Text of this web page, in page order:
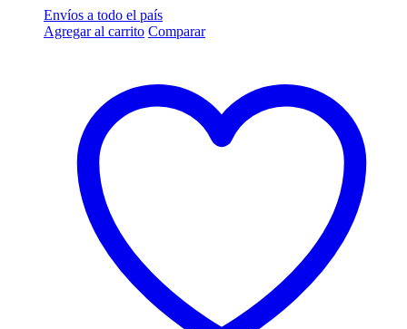
Envíos a todo el país
Agregar al carrito Comparar